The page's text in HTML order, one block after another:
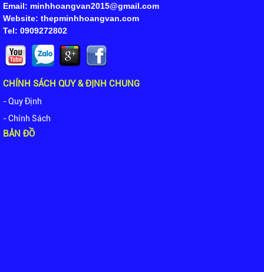
Email: minhhoangvan2015@gmail.com
Website: thepminhhoangvan.com
Tel: 0909272802
CHÍNH SÁCH QUY & ĐỊNH CHUNG
- Quy Định
- Chính Sách
BẢN ĐỒ